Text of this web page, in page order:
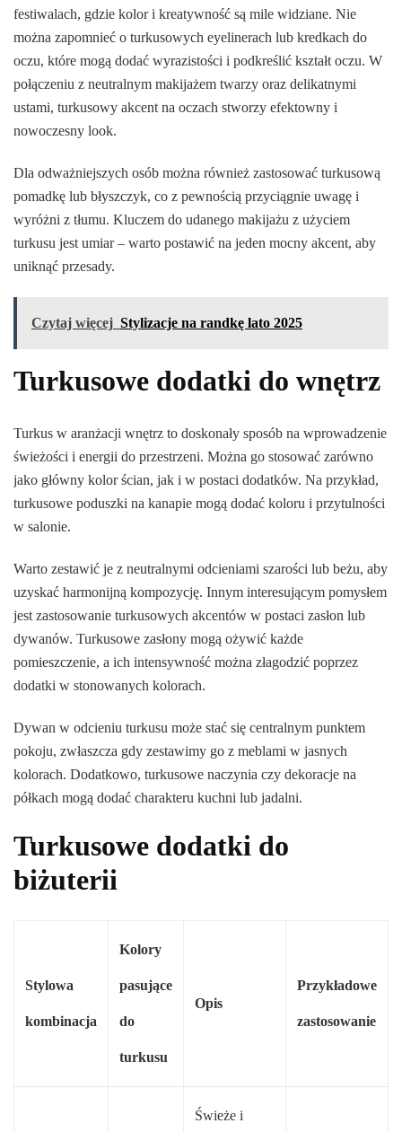
festiwalach, gdzie kolor i kreatywność są mile widziane. Nie
można zapomnieć o turkusowych eyelinerach lub kredkach do
oczu, które mogą dodać wyrazistości i podkreślić kształt oczu. W
połączeniu z neutralnym makijażem twarzy oraz delikatnymi
ustami, turkusowy akcent na oczach stworzy efektowny i
nowoczesny look.
Dla odważniejszych osób można również zastosować turkusową
pomadkę lub błyszczyk, co z pewnością przyciągnie uwagę i
wyróżni z tłumu. Kluczem do udanego makijażu z użyciem
turkusu jest umiar – warto postawić na jeden mocny akcent, aby
uniknąć przesady.
Czytaj więcej Stylizacje na randkę lato 2025
Turkusowe dodatki do wnętrz
Turkus w aranżacji wnętrz to doskonały sposób na wprowadzenie
świeżości i energii do przestrzeni. Można go stosować zarówno
jako główny kolor ścian, jak i w postaci dodatków. Na przykład,
turkusowe poduszki na kanapie mogą dodać koloru i przytulności
w salonie.
Warto zestawić je z neutralnymi odcieniami szarości lub beżu, aby
uzyskać harmonijną kompozycję. Innym interesującym pomysłem
jest zastosowanie turkusowych akcentów w postaci zasłon lub
dywanów. Turkusowe zasłony mogą ożywić każde
pomieszczenie, a ich intensywność można złagodzić poprzez
dodatki w stonowanych kolorach.
Dywan w odcieniu turkusu może stać się centralnym punktem
pokoju, zwłaszcza gdy zestawimy go z meblami w jasnych
kolorach. Dodatkowo, turkusowe naczynia czy dekoracje na
półkach mogą dodać charakteru kuchni lub jadalni.
Turkusowe dodatki do
biżuterii
Stylowa
kombinacja
Kolory
pasujące
do
turkusu
Opis
Przykładowe
zastosowanie
Świeże i